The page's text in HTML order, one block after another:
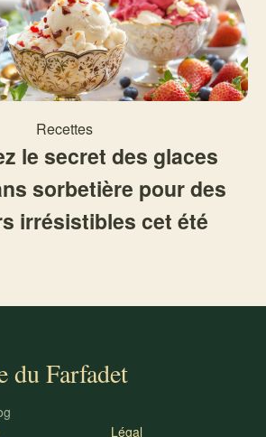
Recettes
le secret des glaces
sorbetière pour des
irrésistibles cet été
du Farfadet
Légal